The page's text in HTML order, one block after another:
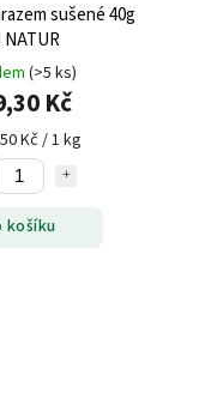
sušené 40g
NATUR
(>5 ks)
Kč
Kč / 1 kg
košíku